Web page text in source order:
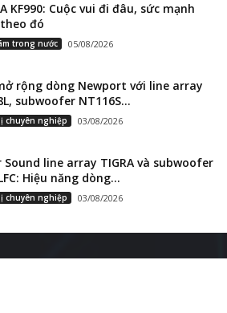
KF990: Cuộc vui đi đâu, sức mạnh
đó
trong nước 05/08/2026
rộng dòng Newport với line array
subwoofer NT116S...
chuyên nghiệp 03/08/2026
Sound line array TIGRA và subwoofer
Hiệu năng dòng...
chuyên nghiệp 03/08/2026